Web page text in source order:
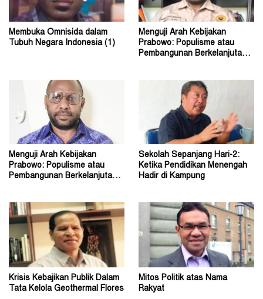
Membuka Omnisida dalam
Tubuh Negara Indonesia (1)
Menguji Arah Kebijakan
Prabowo: Populisme atau
Pembangunan Berkelanjutan?
Menguji Arah Kebijakan
Prabowo: Populisme atau
Pembangunan Berkelanjutan?
Sekolah Sepanjang Hari-2:
Ketika Pendidikan Menengah
Hadir di Kampung
Krisis Kebajikan Publik Dalam
Tata Kelola Geothermal Flores
Mitos Politik atas Nama
Rakyat